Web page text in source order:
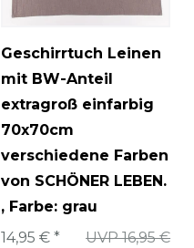
Geschirrtuch Leinen
mit BW-Anteil
extragroß einfarbig
70x70cm
verschiedene Farben
von SCHÖNER LEBEN.
, Farbe: grau
UVP 16,95 €
14,95 € *